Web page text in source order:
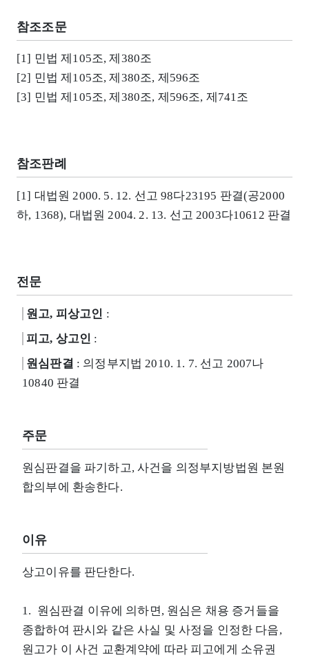
참조조문
[1] 민법 제105조, 제380조
[2] 민법 제105조, 제380조, 제596조
[3] 민법 제105조, 제380조, 제596조, 제741조
참조판례
[1] 대법원 2000. 5. 12. 선고 98다23195 판결(공2000
하, 1368), 대법원 2004. 2. 13. 선고 2003다10612 판결
전문
원고, 피상고인 :
피고, 상고인 :
원심판결 : 의정부지법 2010. 1. 7. 선고 2007나
10840 판결
주문
원심판결을 파기하고, 사건을 의정부지방법원 본원
합의부에 환송한다.
이유
상고이유를 판단한다.
1. 원심판결 이유에 의하면, 원심은 채용 증거들을
종합하여 판시와 같은 사실 및 사정을 인정한 다음,
원고가 이 사건 교환계약에 따라 피고에게 소유권